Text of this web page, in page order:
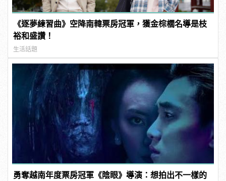
《逐夢練習曲》空降南韓票房冠軍，獲金棕櫚名導是枝
裕和盛讚！
生活話題
勇奪越南年度票房冠軍《陰眼》導演：想拍出不一樣的